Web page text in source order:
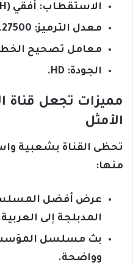
الاستقطاب: أفقي (H).
معدل الترميز: 27500.
معامل تصحيح الخطأ:
الجودة: HD.
مميزات تجعل قناة
الأمثل
تحظى القناة بشعبية
منها:
عرض أفضل
المدبلجة إلى
بث مسلسل المؤسس
وواضحة.